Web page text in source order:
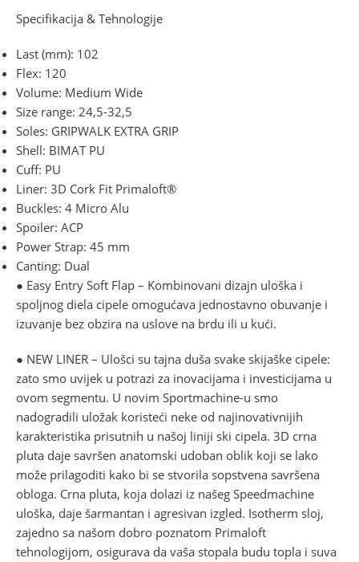
Specifikacija & Tehnologije
Last (mm): 102
Flex: 120
Volume: Medium Wide
Size range: 24,5-32,5
Soles: GRIPWALK EXTRA GRIP
Shell: BIMAT PU
Cuff: PU
Liner: 3D Cork Fit Primaloft®
Buckles: 4 Micro Alu
Spoiler: ACP
Power Strap: 45 mm
Canting: Dual
● Easy Entry Soft Flap – Kombinovani dizajn uloška i
spoljnog diela cipele omogućava jednostavno obuvanje i
izuvanje bez obzira na uslove na brdu ili u kući.
● NEW LINER – Ulošci su tajna duša svake skijaške cipele:
zato smo uvijek u potrazi za inovacijama i investicijama u
ovom segmentu. U novim Sportmachine-u smo
nadogradili uložak koristeći neke od najinovativnijih
karakteristika prisutnih u našoj liniji ski cipela. 3D crna
pluta daje savršen anatomski udoban oblik koji se lako
može prilagoditi kako bi se stvorila sopstvena savršena
obloga. Crna pluta, koja dolazi iz našeg Speedmachine
uloška, daje šarmantan i agresivan izgled. Isotherm sloj,
zajedno sa našom dobro poznatom Primaloft
tehnologijom, osigurava da vaša stopala budu topla i suva